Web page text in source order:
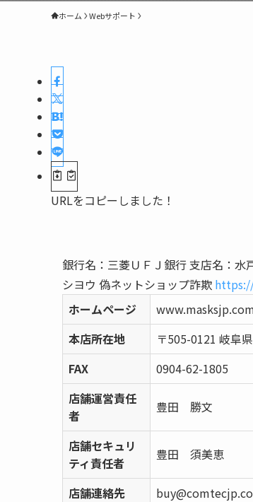
ホーム Webサポート
URLをコピーしました！
銀行名：三菱ＵＦＪ銀行 支店名：
シヨウ 偽ネットショップ詐欺
ホームページ
本店所在地
〒505-0121 岐阜
FAX
0904-62-1805
店舗運営責任
者
豊田 勝文
店舗セキュリ
ティ責任者
豊田 須美恵
店舗連絡先